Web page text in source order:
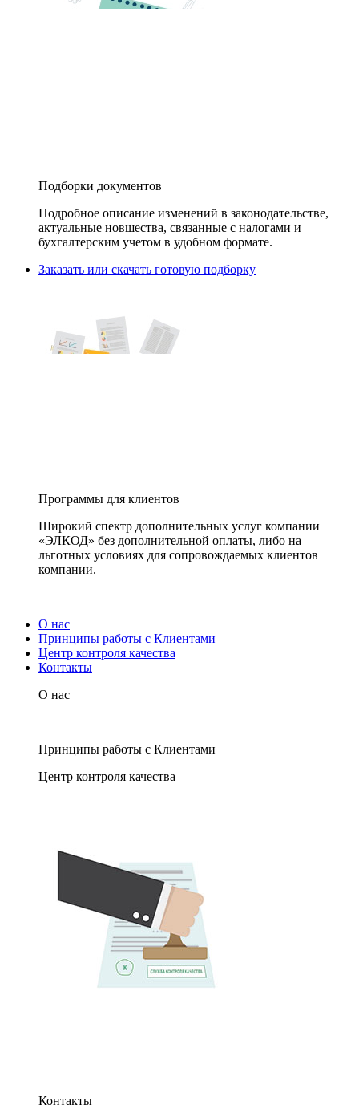
Подборки документов
Подробное описание изменений в законодательстве,
актуальные новшества, связанные с налогами и
бухгалтерским учетом в удобном формате.
Заказать или скачать готовую подборку
Программы для клиентов
Широкий спектр дополнительных услуг компании
«ЭЛКОД» без дополнительной оплаты, либо на
льготных условиях для сопровождаемых клиентов
компании.
О нас
Принципы работы с Клиентами
Центр контроля качества
Контакты
О нас
Принципы работы с Клиентами
Центр контроля качества
Контакты